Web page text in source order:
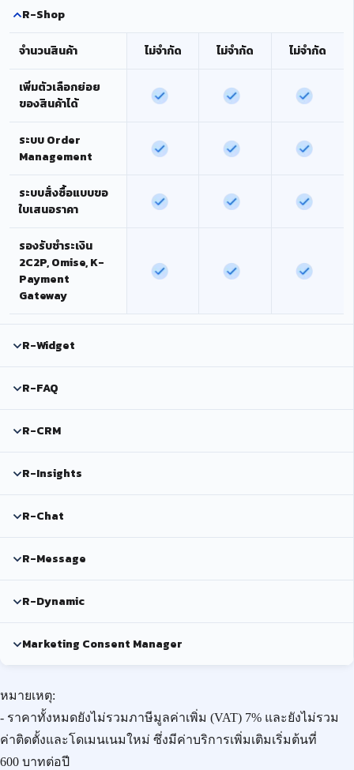
R-Shop
จำนวนสินค้า ไม่จำกัด ไม่จำกัด ไม่จำกัด
เพิ่มตัวเลือกย่อย
ของสินค้าได้
ระบบ Order
Management
ระบบสั่งซื้อแบบขอ
ใบเสนอราคา
รองรับชำระเงิน
2C2P, Omise, K-
Payment
Gateway
R-Widget
R-FAQ
R-CRM
R-Insights
R-Chat
R-Message
R-Dynamic
Marketing Consent Manager
หมายเหตุ:
- ราคาทั้งหมดยังไม่รวมภาษีมูลค่าเพิ่ม (VAT) 7% และยังไม่รวม
ค่าติดตั้งและโดเมนเนมใหม่ ซึ่งมีค่าบริการเพิ่มเติมเริ่มต้นที่
600 บาทต่อปี